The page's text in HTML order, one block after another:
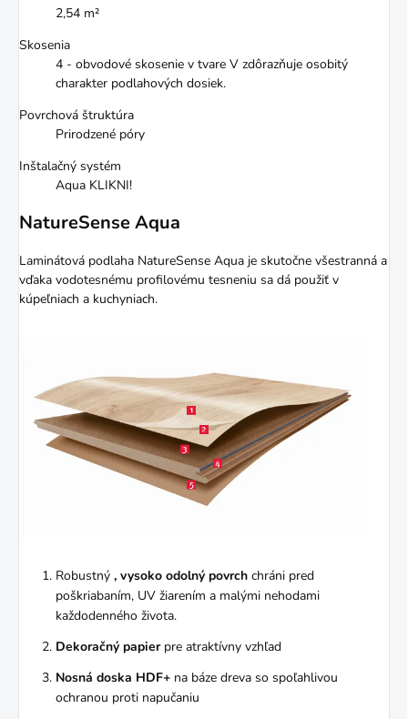
2,54 m²
Skosenia
4 - obvodové skosenie v tvare V zdôrazňuje osobitý
charakter podlahových dosiek.
Povrchová štruktúra
Prirodzené póry
Inštalačný systém
Aqua KLIKNI!
NatureSense Aqua
Laminátová podlaha NatureSense Aqua je skutočne všestranná a
vďaka vodotesnému profilovému tesneniu sa dá použiť v
kúpeľniach a kuchyniach.
Robustný , vysoko odolný povrch chráni pred
poškriabaním, UV žiarením a malými nehodami
každodenného života.
Dekoračný papier pre atraktívny vzhľad
Nosná doska HDF+ na báze dreva so spoľahlivou
ochranou proti napučaniu